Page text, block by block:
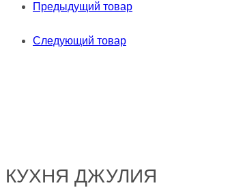
Предыдущий товар
Следующий товар
КУХНЯ ДЖУЛИЯ